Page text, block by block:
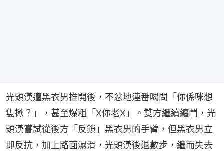
光頭漢遭黑衣男推開後，不忿地連番喝問「你係咪想
隻揪？」，甚至爆粗「X你老X」。雙方繼續纏鬥，光
頭漢嘗試從後方「反鎖」黑衣男的手臂，但黑衣男立
即反抗，加上路面濕滑，光頭漢後退數步，繼而失去